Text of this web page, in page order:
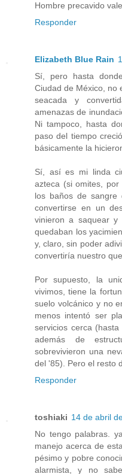
Hombre precavido
Responder
Elizabeth Blue Rain
Sí, pero hasta
Ciudad de México, no
seacada y
amenazas de
Ni tampoco, hasta
paso del tiempo
básicamente la
Sí, así es mi linda
azteca (si omites,
los baños de
convertirse en un
vinieron a saquear y
quedaban los
y, claro, sin poder
convertiría nuestro
Por supuesto, la
vivimos, tiene la
suelo volcánico y no
menos intentó ser
servicios cerca
además de
sobrevivieron una
del '85). Pero el resto
Responder
toshiaki 14 de abril
No tengo palabras.
manejo acerca de
pésimo y pobre
alarmista, y no